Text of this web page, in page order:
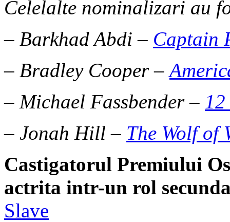
Celelalte nominalizari au
– Barkhad Abdi – Captain
– Bradley Cooper –
– Michael Fassbender – 12
– Jonah Hill – The Wolf of
Castigatorul Premiului
actrita intr-un rol
Slave